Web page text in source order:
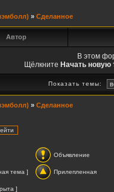
» Сделанное
Автор
В этом
Щёлкните Начать новую
Показать темы:
» Сделанное
Объявление
тема ] Прилепленная
]